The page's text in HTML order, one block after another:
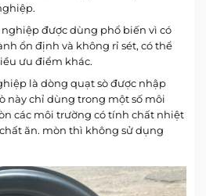
được dùng phổ biến vì có
ổn định và không rỉ sét, có thể
ưu điểm khác.
là dòng quạt sò được nhập
này chỉ dùng trong một số môi
các môi trường có tính chất nhiệt
ăn. mòn thì không sử dụng